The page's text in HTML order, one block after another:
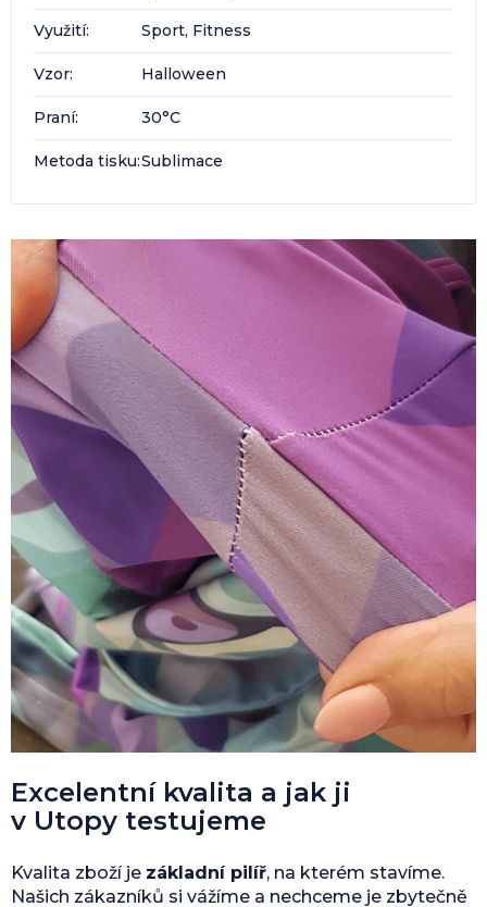
Využití: Sport, Fitness
Vzor: Halloween
Praní: 30°C
Metoda tisku:Sublimace
Excelentní kvalita a jak ji
v Utopy testujeme
Kvalita zboží je základní pilíř, na kterém stavíme.
Našich zákazníků si vážíme a nechceme je zbytečně